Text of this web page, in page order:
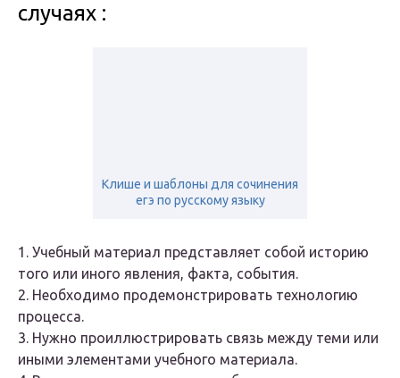
случаях :
Клише и шаблоны для сочинения
егэ по русскому языку
1. Учебный материал представляет собой историю
того или иного явления, факта, события.
2. Необходимо продемонстрировать технологию
процесса.
3. Нужно проиллюстрировать связь между теми или
иными элементами учебного материала.